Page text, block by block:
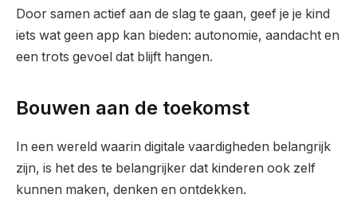
Door samen actief aan de slag te gaan, geef je je kind
iets wat geen app kan bieden: autonomie, aandacht en
een trots gevoel dat blijft hangen.
Bouwen aan de toekomst
In een wereld waarin digitale vaardigheden belangrijk
zijn, is het des te belangrijker dat kinderen ook zelf
kunnen maken, denken en ontdekken.